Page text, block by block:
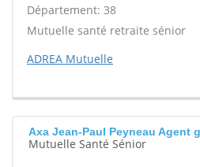
Département: 38
Mutuelle santé retraite sénior
ADREA Mutuelle
Axa Jean-Paul Peyneau Agent
Mutuelle Santé Sénior